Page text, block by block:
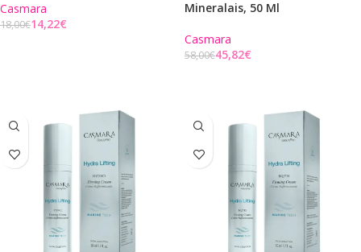
Casmara
18,00€14,22€
Mineralais, 50 Ml
Casmara
58,00€45,82€